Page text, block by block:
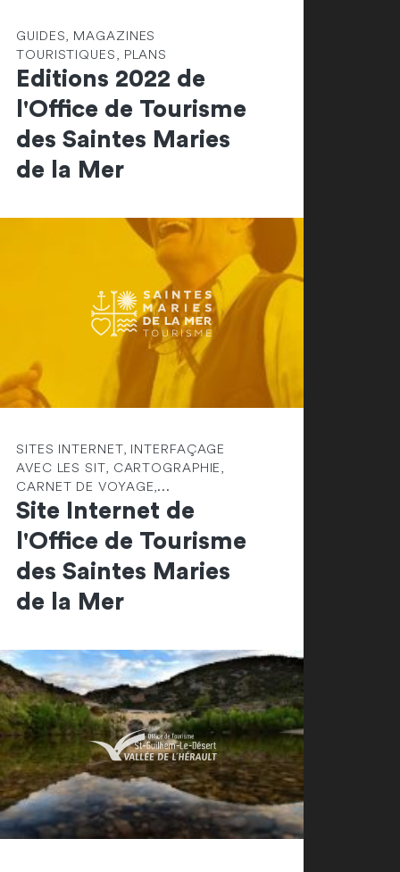
GUIDES, MAGAZINES
TOURISTIQUES, PLANS
Editions 2022 de
l'Office de Tourisme
des Saintes Maries
de la Mer
SITES INTERNET, INTERFAÇAGE
AVEC LES SIT, CARTOGRAPHIE,
CARNET DE VOYAGE,...
Site Internet de
l'Office de Tourisme
des Saintes Maries
de la Mer